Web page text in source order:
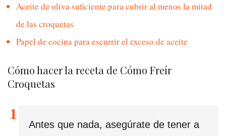
Aceite de oliva suficiente para cubrir al menos la mitad
de las croquetas
Papel de cocina para escurrir el exceso de aceite
Cómo hacer la receta de Cómo Freír
Croquetas
Antes que nada, asegúrate de tener a